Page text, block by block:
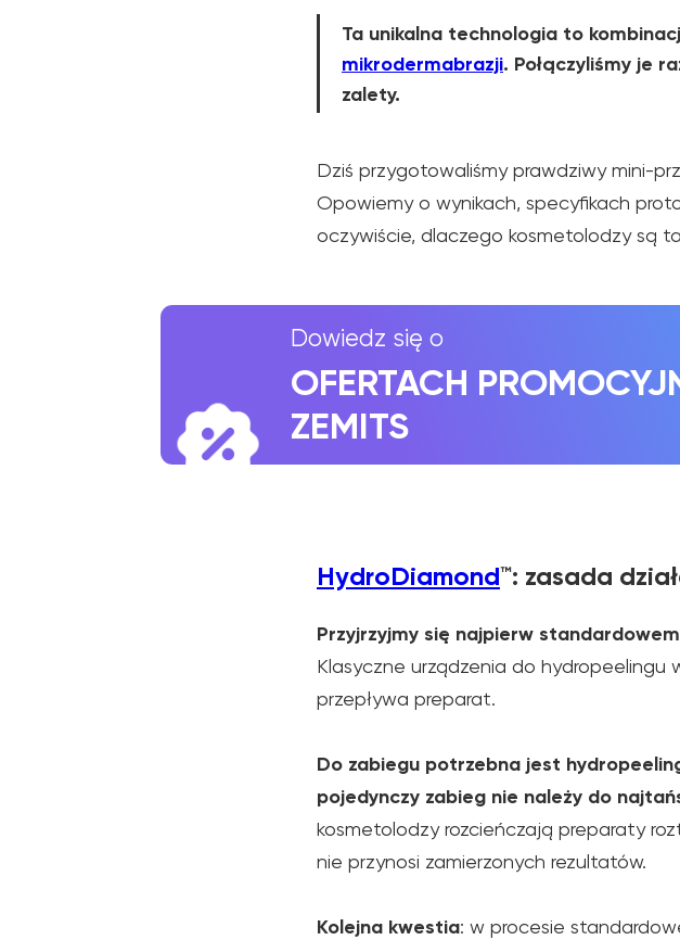
Ta unikalna technologia to
mikrodermabrazji. Połączyliśmy je
zalety.
Dziś przygotowaliśmy prawdziwy mini-
Opowiemy o wynikach, specyfikach
oczywiście, dlaczego kosmetolodzy są
Dowiedz się o
OFERTACH PROMOCYJNYCH
ZEMITS
HydroDiamond™: zasada
Przyjrzyjmy się najpierw
Klasyczne urządzenia do
przepływa preparat.
Do zabiegu potrzebna jest
pojedynczy zabieg nie należy do
kosmetolodzy rozcieńczają preparaty
nie przynosi zamierzonych rezultatów.
Kolejna kwestia: w procesie